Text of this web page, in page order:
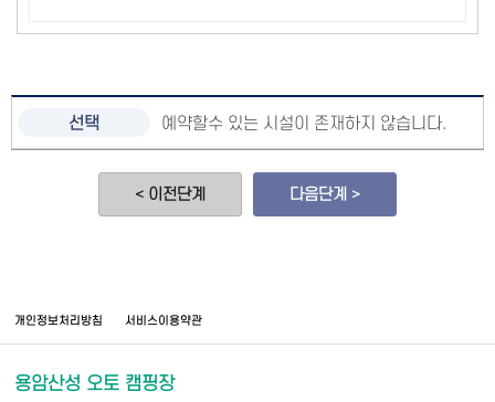
예약할수 있는 시설이 존재하지 않습니다.
< 이전단계 다음단계 >
개인정보처리방침 서비스이용약관
용암산성 오토 캠핑장